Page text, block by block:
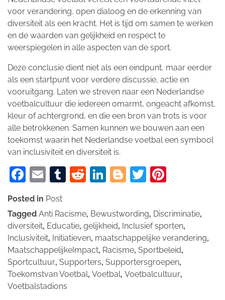
voor verandering, open dialoog en de erkenning van
diversiteit als een kracht. Het is tijd om samen te werken
en de waarden van gelijkheid en respect te
weerspiegelen in alle aspecten van de sport.
Deze conclusie dient niet als een eindpunt, maar eerder
als een startpunt voor verdere discussie, actie en
vooruitgang. Laten we streven naar een Nederlandse
voetbalcultuur die iedereen omarmt, ongeacht afkomst,
kleur of achtergrond, en die een bron van trots is voor
alle betrokkenen. Samen kunnen we bouwen aan een
toekomst waarin het Nederlandse voetbal een symbool
van inclusiviteit en diversiteit is.
Facebook
EmailTumblr
Reddit
LinkedIn
Blogger
Twitter
Posted in Post
Tagged Anti Racisme, Bewustwording, Discriminatie,
diversiteit, Educatie, gelijkheid, Inclusief sporten,
Inclusiviteit, Initiatieven, maatschappelijke verandering,
MaatschappelijkeImpact, Racisme, Sportbeleid,
Sportcultuur, Supporters, Supportersgroepen,
Toekomstvan Voetbal, Voetbal, Voetbalcultuur,
Voetbalstadions